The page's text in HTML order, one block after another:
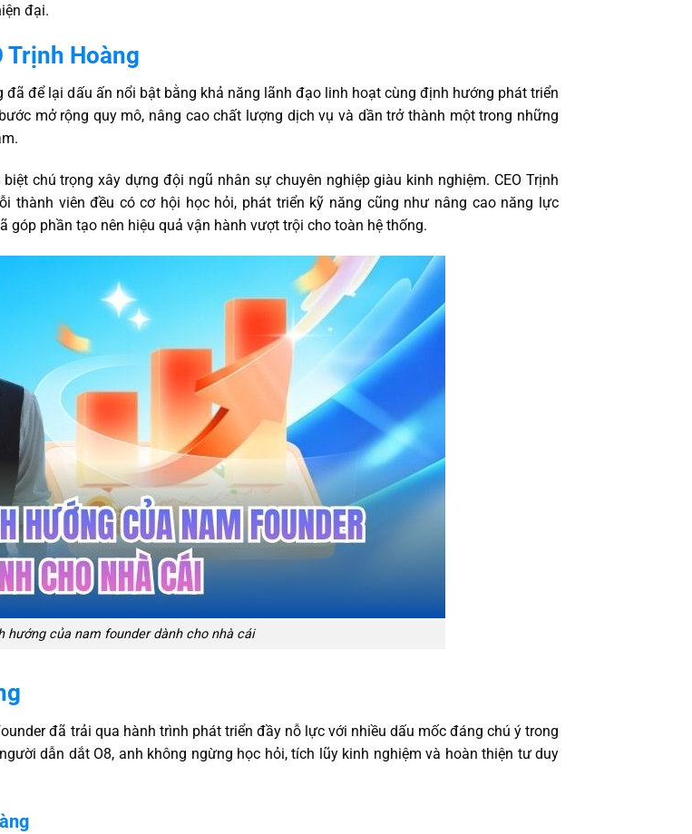
đại.
Trịnh Hoàng
để lại dấu ấn nổi bật bằng khả năng lãnh đạo linh hoạt cùng định hướng phát triển
mở rộng quy mô, nâng cao chất lượng dịch vụ và dần trở thành một trong những
chú trọng xây dựng đội ngũ nhân sự chuyên nghiệp giàu kinh nghiệm. CEO Trịnh
thành viên đều có cơ hội học hỏi, phát triển kỹ năng cũng như nâng cao năng lực
phần tạo nên hiệu quả vận hành vượt trội cho toàn hệ thống.
hướng của nam founder dành cho nhà cái
đã trải qua hành trình phát triển đầy nỗ lực với nhiều dấu mốc đáng chú ý trong
dẫn dắt O8, anh không ngừng học hỏi, tích lũy kinh nghiệm và hoàn thiện tư duy